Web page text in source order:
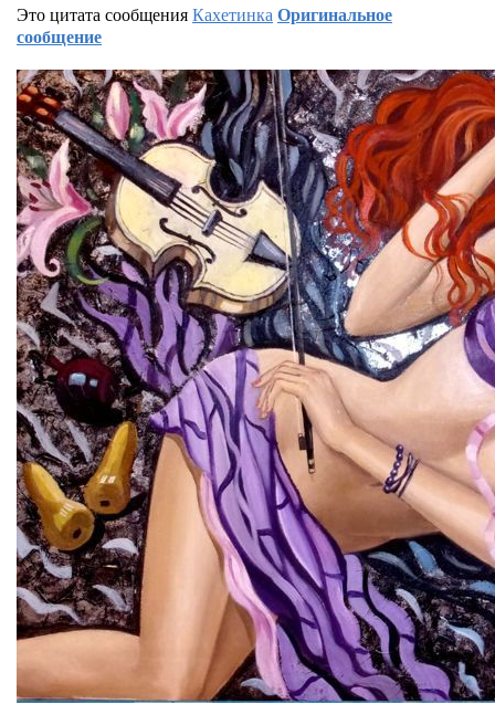
Это цитата сообщенияКахетинкаОригинальное
сообщение